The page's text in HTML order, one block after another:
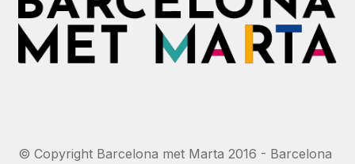
© Copyright Barcelona met Marta 2016 - Barcelona